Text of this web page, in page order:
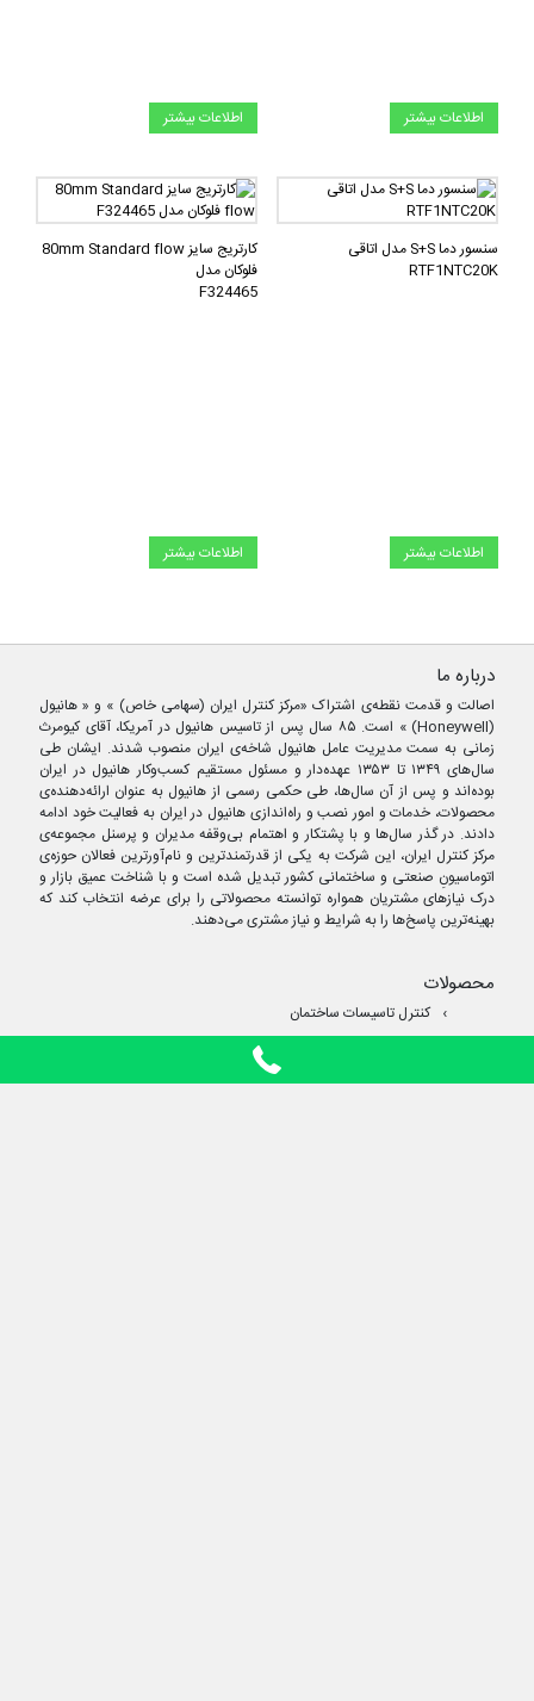
اطلاعات بیشتر اطلاعات بیشتر
سنسور دما S+S مدل اتاقی
RTF1NTC20K
اطلاعات بیشتر
کارتریج سایز 80mm Standard flow
فلوکان مدل
F324465
اطلاعات بیشتر
درباره ما
اصالت و قدمت نقطه‌ی اشتراک «مرکز کنترل ایران (سهامی خاص) » و « هانیول
(Honeywell) » است. ۸۵ سال پس از تاسیس هانیول در آمریکا، آقای کیومرث
زمانی به سمت مدیریت عامل هانیول شاخه‌ی ایران منصوب شدند. ایشان طی
سال‌های ۱۳۴۹ تا ۱۳۵۳ عهده‌دار و مسئول مستقیم کسب‌وکار هانیول در ایران
بوده‌اند و پس از آن سال‌ها، طی حکمی رسمی از هانیول به عنوان ارائه‌دهنده‌ی
محصولات، خدمات و امور نصب و راه‌اندازی هانیول در ایران به فعالیت خود ادامه
دادند. در گذر سال‌ها و با پشتکار و اهتمام بی‌وقفه مدیران و پرسنل مجموعه‌ی
مرکز کنترل ایران، این شرکت به یکی از قدرتمندترین و نام‌آورترین فعالان حوزه‌ی
اتوماسیونِ صنعتی و ساختمانی کشور تبدیل شده است و با شناخت عمیق بازار و
درک نیازهای مشتریان همواره توانسته محصولاتی را برای عرضه انتخاب کند که
بهینه‌ترین پاسخ‌ها را به شرایط و نیاز مشتری می‌دهند.
محصولات
کنترل تاسیسات ساختمان
ترموستات